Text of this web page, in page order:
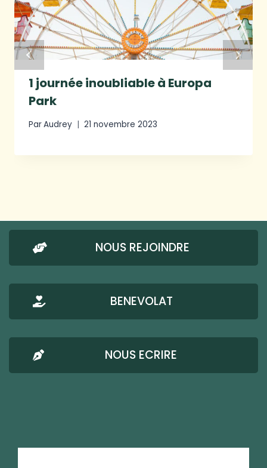
1 journée inoubliable à Europa
Park
ParAudrey 21 novembre 2023
NOUS REJOINDRE
BENEVOLAT
NOUS ECRIRE